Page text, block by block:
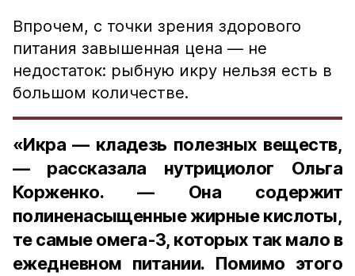
Впрочем, с точки зрения здорового
питания завышенная цена — не
недостаток: рыбную икру нельзя есть в
большом количестве.
«Икра — кладезь полезных веществ,
— рассказала нутрициолог Ольга
Корженко. — Она содержит
полиненасыщенные жирные кислоты,
те самые омега-3, которых так мало в
ежедневном питании. Помимо этого